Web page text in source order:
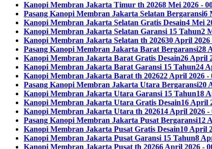
Kanopi Membran Jakarta Timur th 20268 Mei 2026 -
Pasang Kanopi Membran Jakarta Selatan Bergaransi6
Kanopi Membran Jakarta Selatan Gratis Desain4 Mei
Kanopi Membran Jakarta Selatan Garansi 15 Tahun2
Kanopi Membran Jakarta Selatan th 202630 April 2026
Pasang Kanopi Membran Jakarta Barat Bergaransi28
Kanopi Membran Jakarta Barat Gratis Desain26 April
Kanopi Membran Jakarta Barat Garansi 15 Tahun24
Kanopi Membran Jakarta Barat th 202622 April 2026 -
Pasang Kanopi Membran Jakarta Utara Bergaransi20
Kanopi Membran Jakarta Utara Garansi 15 Tahun18
Kanopi Membran Jakarta Utara Gratis Desain16 April
Kanopi Membran Jakarta Utara th 202614 April 2026 -
Pasang Kanopi Membran Jakarta Pusat Bergaransi12
Kanopi Membran Jakarta Pusat Gratis Desain10 April
Kanopi Membran Jakarta Pusat Garansi 15 Tahun8
Kanopi Membran Jakarta Pusat th 20266 April 2026 -